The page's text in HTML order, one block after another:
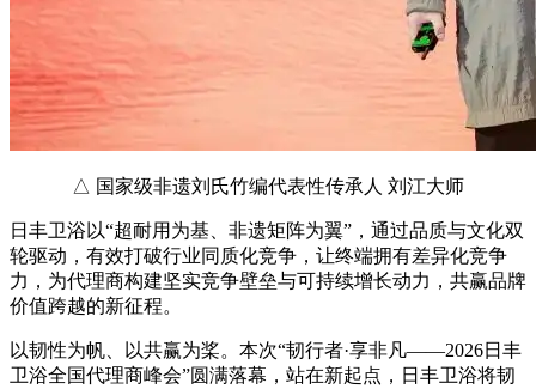
△ 国家级非遗刘氏竹编代表性传承人 刘江大师
日丰卫浴以“超耐用为基、非遗矩阵为翼”，通过品质与文化双
轮驱动，有效打破行业同质化竞争，让终端拥有差异化竞争
力，为代理商构建坚实竞争壁垒与可持续增长动力，共赢品牌
价值跨越的新征程。
以韧性为帆、以共赢为桨。本次“韧行者·享非凡——2026日丰
卫浴全国代理商峰会”圆满落幕，站在新起点，日丰卫浴将韧